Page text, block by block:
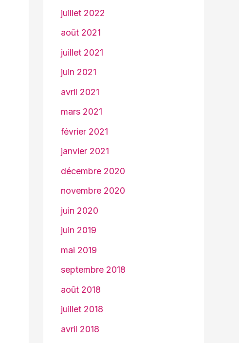
juillet 2022
août 2021
juillet 2021
juin 2021
avril 2021
mars 2021
février 2021
janvier 2021
décembre 2020
novembre 2020
juin 2020
juin 2019
mai 2019
septembre 2018
août 2018
juillet 2018
avril 2018